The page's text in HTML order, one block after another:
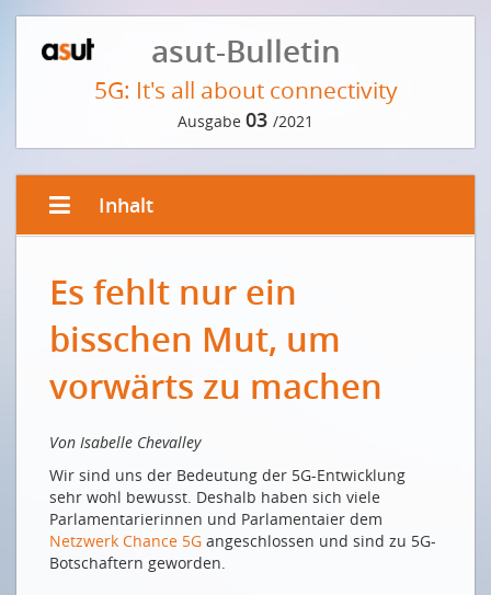
asut-Bulletin
5G: It's all about connectivity
Ausgabe 03 /2021
Inhalt
Gute Konnektivität dient Stadt und Land
Une bonne connectivité au service des villes et des
campagnes
VORWORT DER REDAKTION
«Wer sich vor Mobilfunkantennen fürchtet, täuscht
sich in der Ursache»
Ceux qui craignent les antennes de téléphonie
mobile se trompent de cause
Es fehlt nur ein
bisschen Mut, um
vorwärts zu machen
Von Isabelle Chevalley
Wir sind uns der Bedeutung der 5G-Entwicklung
sehr wohl bewusst. Deshalb haben sich viele
Parlamentarierinnen und Parlamentaier dem
Netzwerk Chance 5G angeschlossen und sind zu 5G-
Botschaftern geworden.